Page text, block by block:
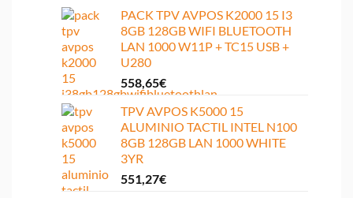
PACK TPV AVPOS K2000 15 I3
8GB 128GB WIFI BLUETOOTH
LAN 1000 W11P + TC15 USB +
U280
558,65€
TPV AVPOS K5000 15
ALUMINIO TACTIL INTEL N100
8GB 128GB LAN 1000 WHITE
3YR
551,27€